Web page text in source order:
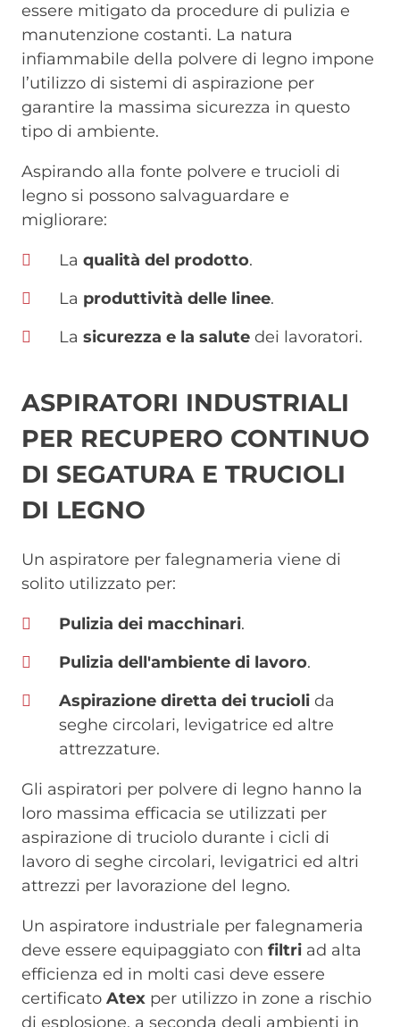
essere mitigato da procedure di pulizia e
manutenzione costanti. La natura
infiammabile della polvere di legno impone
l’utilizzo di sistemi di aspirazione per
garantire la massima sicurezza in questo
tipo di ambiente.
Aspirando alla fonte polvere e trucioli di
legno si possono salvaguardare e
migliorare:
La qualità del prodotto.
La produttività delle linee.
La sicurezza e la salute dei lavoratori.
ASPIRATORI INDUSTRIALI
PER RECUPERO CONTINUO
DI SEGATURA E TRUCIOLI
DI LEGNO
Un aspiratore per falegnameria viene di
solito utilizzato per:
Pulizia dei macchinari.
Pulizia dell'ambiente di lavoro.
Aspirazione diretta dei trucioli da
seghe circolari, levigatrice ed altre
attrezzature.
Gli aspiratori per polvere di legno hanno la
loro massima efficacia se utilizzati per
aspirazione di truciolo durante i cicli di
lavoro di seghe circolari, levigatrici ed altri
attrezzi per lavorazione del legno.
Un aspiratore industriale per falegnameria
deve essere equipaggiato con filtri ad alta
efficienza ed in molti casi deve essere
certificato Atex per utilizzo in zone a rischio
di esplosione, a seconda degli ambienti in